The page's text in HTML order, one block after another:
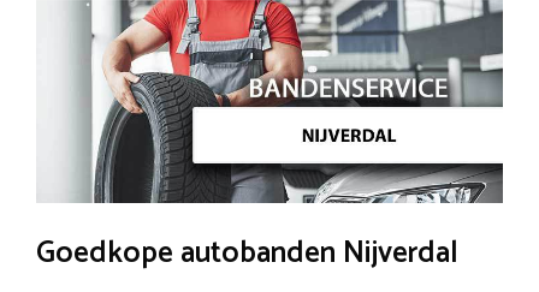
Goedkope autobanden Nijverdal